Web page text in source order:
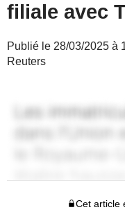
filiale avec
Publié le 28/03/2025 à
Reuters
Cet article